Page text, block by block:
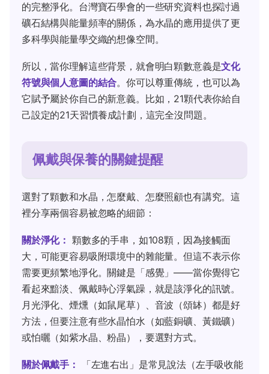
的完整淨化。台灣寶石學會的一些研究資料也探討過
礦石結構與能量頻率的關係，為水晶的應用提供了更
多科學與能量學交織的想像空間。
所以，當你理解這些背景，就會明白顆數意義是文化
符號與個人意圖的結合。你可以尊重傳統，也可以為
它賦予屬於你自己的新意義。比如，21顆代表你給自
己設定的21天習慣養成計劃，這完全沒問題。
佩戴與保養的關鍵提醒
選對了顆數和水晶，怎麼戴、怎麼照顧也有講究。這
裡分享兩個容易被忽略的細節：
關於淨化： 顆數多的手串，如108顆，因為接觸面
大，可能更容易吸附環境中的雜能量。但這不表示你
需要更頻繁地淨化。關鍵是「感覺」——當你覺得它
看起來黯淡、佩戴時心浮氣躁，就是該淨化的訊號。
月光淨化、煙燻（如鼠尾草）、音波（頌缽）都是好
方法，但要注意有些水晶怕水（如藍銅礦、黃鐵礦）
或怕曬（如紫水晶、粉晶），要選對方式。
關於佩戴手：
「左進右出」是常見說法（左手吸收能